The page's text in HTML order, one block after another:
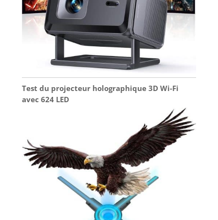
rapport de projection compact, ce projecteur
video s’adapte parfaitement aux petits espaces
comme le salon ou la chambre, vous offrant une
expérience cinéma maison sans encombre.
Test du projecteur holographique 3D Wi-Fi
avec 624 LED